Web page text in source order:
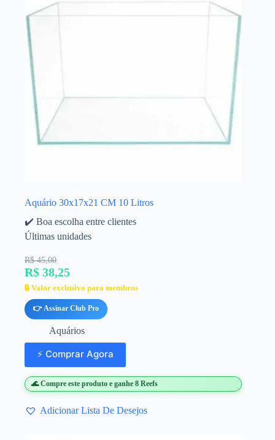
Aquário 30x17x21 CM 10 Litros
✔️ Boa escolha entre clientes
Últimas unidades
R$ 45,00
R$ 38,25
🔒 Valor exclusivo para membros
👉 Assinar Club Pro
Aquários
⚡ Comprar Agora
🌊 Compre este produto e ganhe 8 Reefs
Adicionar Lista De Desejos